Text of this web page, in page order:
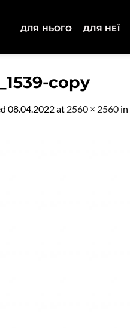
ДЛЯ НЬОГО ДЛЯ НЕЇ
copy
08.04.2022at 2560 × 2560 in